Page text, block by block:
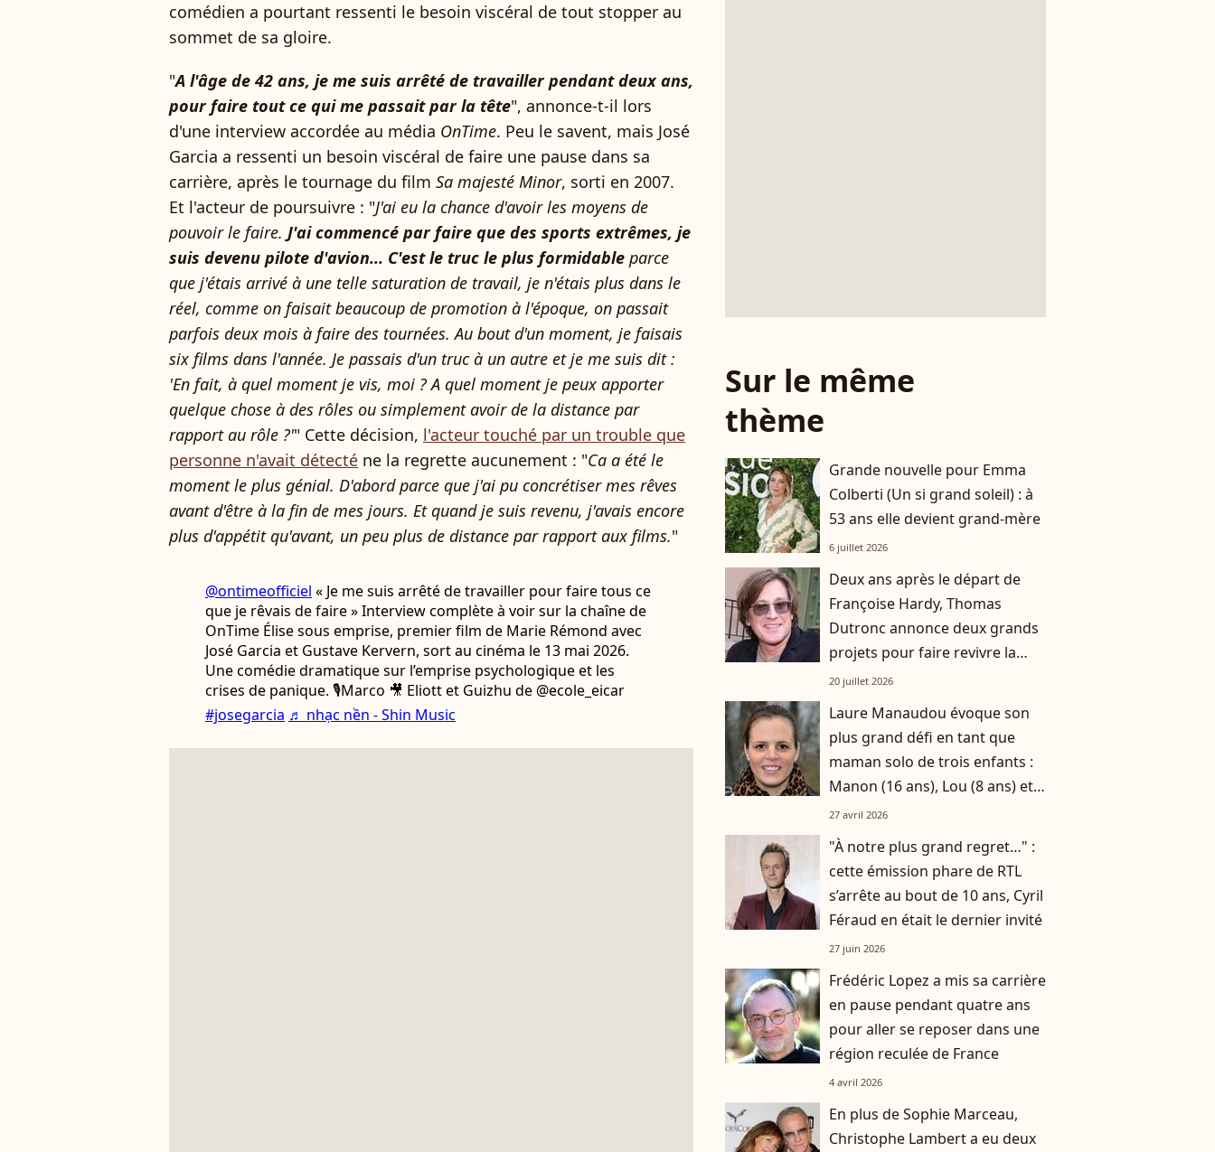
comédien a pourtant ressenti le besoin viscéral de tout stopper au
sommet de sa gloire.
"A l'âge de 42 ans, je me suis arrêté de travailler pendant deux ans,
pour faire tout ce qui me passait par la tête", annonce-t-il lors
d'une interview accordée au média OnTime. Peu le savent, mais José
Garcia a ressenti un besoin viscéral de faire une pause dans sa
carrière, après le tournage du film Sa majesté Minor, sorti en 2007.
Et l'acteur de poursuivre : "J'ai eu la chance d'avoir les moyens de
pouvoir le faire. J'ai commencé par faire que des sports extrêmes, je
suis devenu pilote d'avion... C'est le truc le plus formidable parce
que j'étais arrivé à une telle saturation de travail, je n'étais plus dans le
réel, comme on faisait beaucoup de promotion à l'époque, on passait
parfois deux mois à faire des tournées. Au bout d'un moment, je faisais
six films dans l'année. Je passais d'un truc à un autre et je me suis dit :
'En fait, à quel moment je vis, moi ? A quel moment je peux apporter
quelque chose à des rôles ou simplement avoir de la distance par
rapport au rôle ?'" Cette décision, l'acteur touché par un trouble que
personne n'avait détecté ne la regrette aucunement : "Ca a été le
moment le plus génial. D'abord parce que j'ai pu concrétiser mes rêves
avant d'être à la fin de mes jours. Et quand je suis revenu, j'avais encore
plus d'appétit qu'avant, un peu plus de distance par rapport aux films."
@ontimeofficiel « Je me suis arrêté de travailler pour faire tous ce
que je rêvais de faire » Interview complète à voir sur la chaîne de
OnTime Élise sous emprise, premier film de Marie Rémond avec
José Garcia et Gustave Kervern, sort au cinéma le 13 mai 2026.
Une comédie dramatique sur l’emprise psychologique et les
crises de panique. 🎙️Marco 🎥 Eliott et Guizhu de @ecole_eicar
#josegarcia ♬ nhạc nền - Shin Music
Sur le même
thème
Grande nouvelle pour Emma
Colberti (Un si grand soleil) : à
53 ans elle devient grand-mère
6 juillet 2026
Deux ans après le départ de
Françoise Hardy, Thomas
Dutronc annonce deux grands
projets pour faire revivre la
mémoire de sa mère
20 juillet 2026
Laure Manaudou évoque son
plus grand défi en tant que
maman solo de trois enfants :
Manon (16 ans), Lou (8 ans) et
Sacha (5 ans)
27 avril 2026
"À notre plus grand regret…" :
cette émission phare de RTL
s’arrête au bout de 10 ans, Cyril
Féraud en était le dernier invité
27 juin 2026
Frédéric Lopez a mis sa carrière
en pause pendant quatre ans
pour aller se reposer dans une
région reculée de France
4 avril 2026
En plus de Sophie Marceau,
Christophe Lambert a eu deux